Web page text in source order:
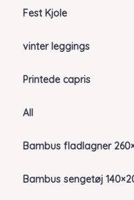
Fest Kjole
vinter leggings
Printede capris
All
Bambus fladlagner
Bambus sengetøj